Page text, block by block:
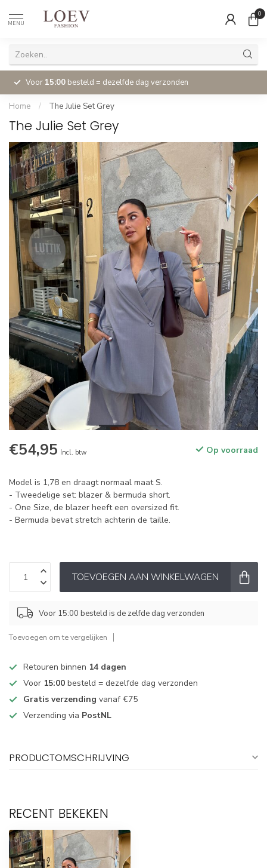
MENU
0
Voor 15:00 besteld = dezelfde dag verzonden
Home / The Julie Set Grey
The Julie Set Grey
€54,95 Incl. btw Op voorraad
Model is 1,78 en draagt normaal maat S.
- Tweedelige set: blazer & bermuda short.
- One Size, de blazer heeft een oversized fit.
- Bermuda bevat stretch achterin de taille.
TOEVOEGEN AAN WINKELWAGEN
Voor 15:00 besteld is de zelfde dag verzonden
Toevoegen om te vergelijken
Retouren binnen 14 dagen
Voor 15:00 besteld = dezelfde dag verzonden
Gratis verzending vanaf €75
Verzending via PostNL
PRODUCTOMSCHRIJVING
RECENT BEKEKEN